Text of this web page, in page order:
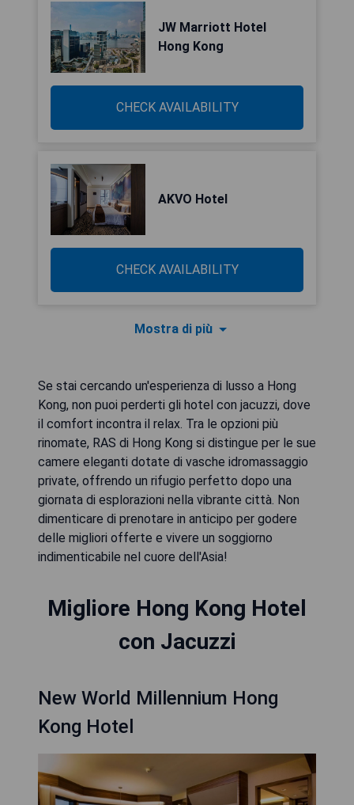
JW Marriott Hotel
Hong Kong
CHECK AVAILABILITY
AKVO Hotel
CHECK AVAILABILITY
Mostra di più
Se stai cercando un'esperienza di lusso a Hong
Kong, non puoi perderti gli hotel con jacuzzi, dove
il comfort incontra il relax. Tra le opzioni più
rinomate, RAS di Hong Kong si distingue per le sue
camere eleganti dotate di vasche idromassaggio
private, offrendo un rifugio perfetto dopo una
giornata di esplorazioni nella vibrante città. Non
dimenticare di prenotare in anticipo per godere
delle migliori offerte e vivere un soggiorno
indimenticabile nel cuore dell'Asia!
Migliore Hong Kong Hotel
con Jacuzzi
New World Millennium Hong
Kong Hotel